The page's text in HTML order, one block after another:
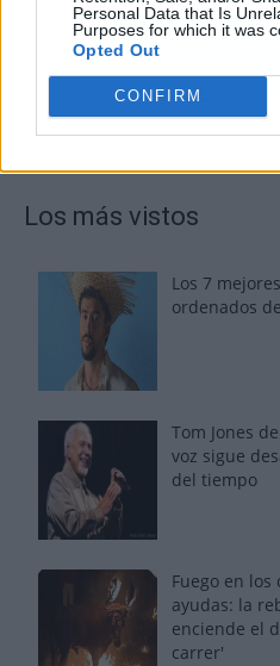
Personal Data that Is
Purposes for which it was
Opted Out
CONFIRM
Los más vistos
Los 7
ordenados
Tom Jones
voz sigue
del tiempo
Fuego en
ayudas: la
enciende el
carrer'